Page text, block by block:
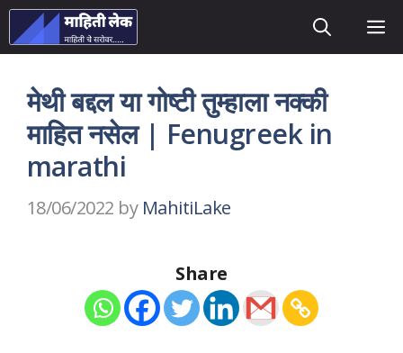
Skip
to
मेथी बद्दल या गोष्टी तुम्हाला नक्की
माहित नसेल | Fenugreek in
marathi
18/06/2022 by MahitiLake
Share